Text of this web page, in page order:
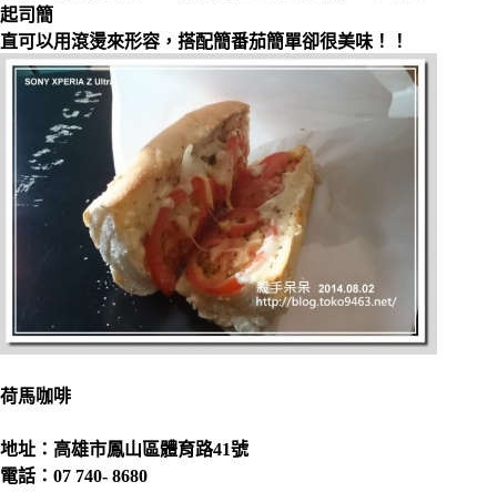
起司簡
直可以用滾燙來形容，搭配簡番茄簡單卻很美味！！
荷馬咖啡
地址：高雄市鳳山區體育路41號
電話：07 740- 8680